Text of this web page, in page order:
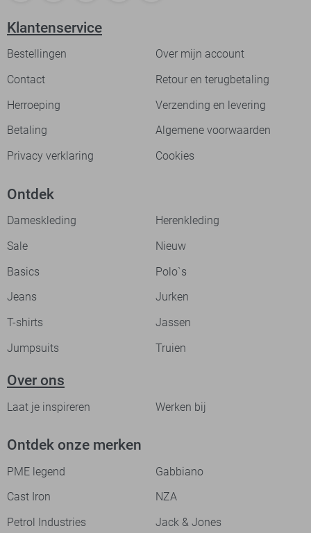
Klantenservice
Bestellingen
Over mijn account
Contact
Retour en terugbetaling
Herroeping
Verzending en levering
Betaling
Algemene voorwaarden
Privacy verklaring
Cookies
Ontdek
Dameskleding
Herenkleding
Sale
Nieuw
Basics
Polo`s
Jeans
Jurken
T-shirts
Jassen
Jumpsuits
Truien
Over ons
Laat je inspireren Werken bij
Ontdek onze merken
PME legend
Gabbiano
Cast Iron
NZA
Petrol Industries
Jack & Jones